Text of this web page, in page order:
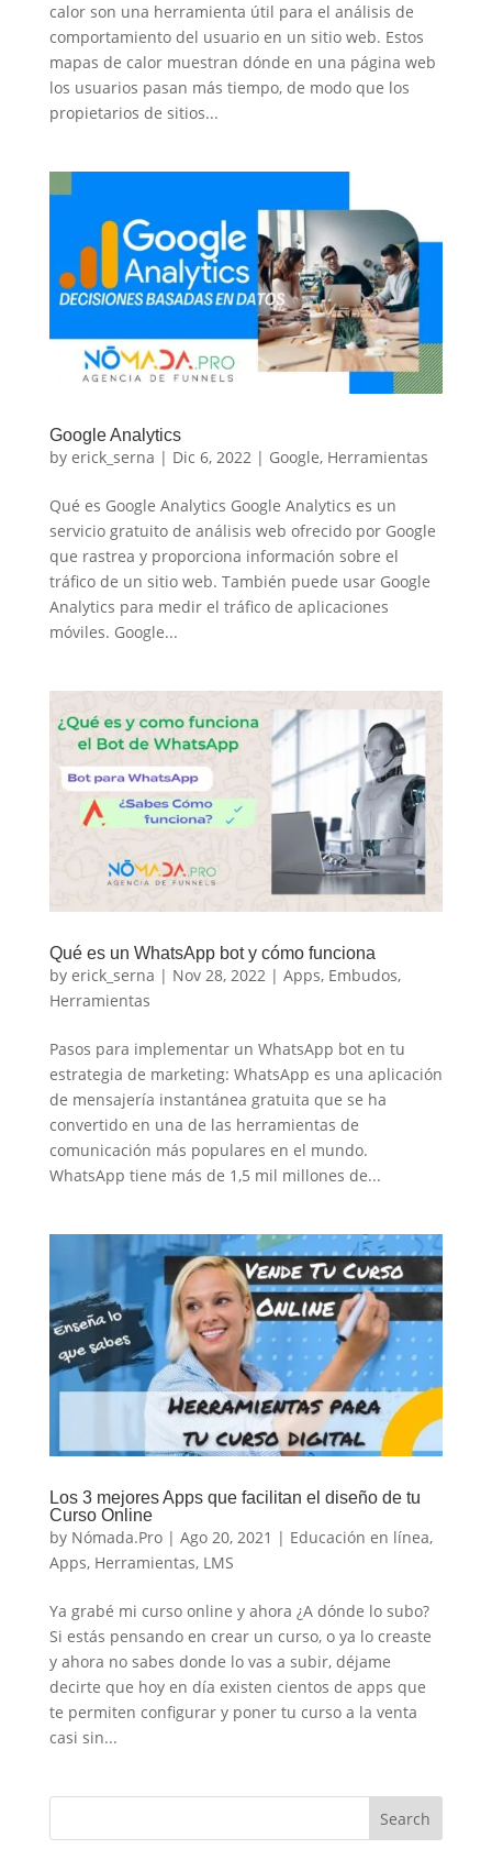
calor son una herramienta útil para el análisis de
comportamiento del usuario en un sitio web. Estos
mapas de calor muestran dónde en una página web
los usuarios pasan más tiempo, de modo que los
propietarios de sitios...
Google Analytics
by erick_serna | Dic 6, 2022 | Google, Herramientas
Qué es Google Analytics Google Analytics es un
servicio gratuito de análisis web ofrecido por Google
que rastrea y proporciona información sobre el
tráfico de un sitio web. También puede usar Google
Analytics para medir el tráfico de aplicaciones
móviles. Google...
Qué es un WhatsApp bot y cómo funciona
by erick_serna | Nov 28, 2022| Apps, Embudos,
Herramientas
Pasos para implementar un WhatsApp bot en tu
estrategia de marketing: WhatsApp es una aplicación
de mensajería instantánea gratuita que se ha
convertido en una de las herramientas de
comunicación más populares en el mundo.
WhatsApp tiene más de 1,5 mil millones de...
Los 3 mejores Apps que facilitan el diseño de tu
Curso Online
by Nómada.Pro| Ago 20, 2021 | Educación en línea,
Apps, Herramientas, LMS
Ya grabé mi curso online y ahora ¿A dónde lo subo?
Si estás pensando en crear un curso, o ya lo creaste
y ahora no sabes donde lo vas a subir, déjame
decirte que hoy en día existen cientos de apps que
te permiten configurar y poner tu curso a la venta
casi sin...
Search